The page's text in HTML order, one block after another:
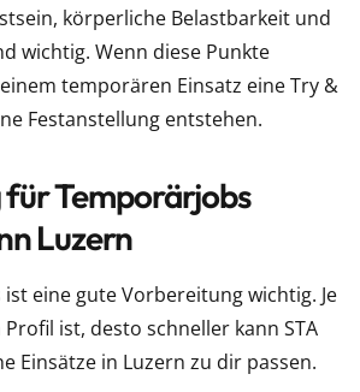
körperliche Belastbarkeit und
wichtig. Wenn diese Punkte
temporären Einsatz eine Try &
Festanstellung entstehen.
Temporärjobs
Luzern
eine gute Vorbereitung wichtig. Je
ist, desto schneller kann STA
Einsätze in Luzern zu dir passen.